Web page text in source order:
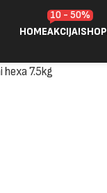
HOMEAKCIJA!
10 - 50%
SHOP